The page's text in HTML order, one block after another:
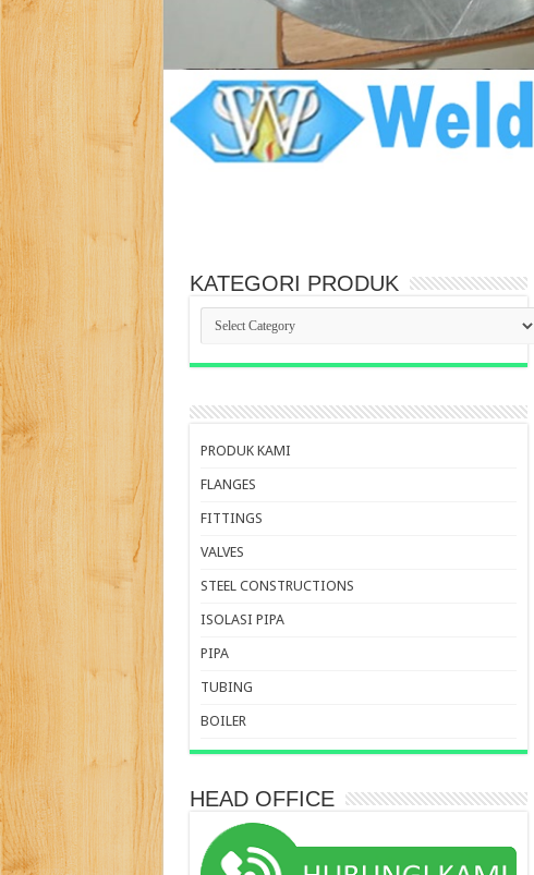
KATEGORI PRODUK
KATEGORI
PRODUK
PRODUK KAMI
FLANGES
FITTINGS
VALVES
STEEL CONSTRUCTIONS
ISOLASI PIPA
PIPA
TUBING
BOILER
HEAD OFFICE